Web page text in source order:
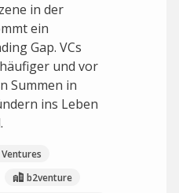
in der
ein
Gap. VCs
und vor
Summen in
ins Leben
b2venture